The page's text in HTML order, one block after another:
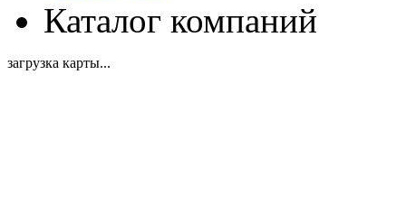
Каталог компаний
загрузка карты...